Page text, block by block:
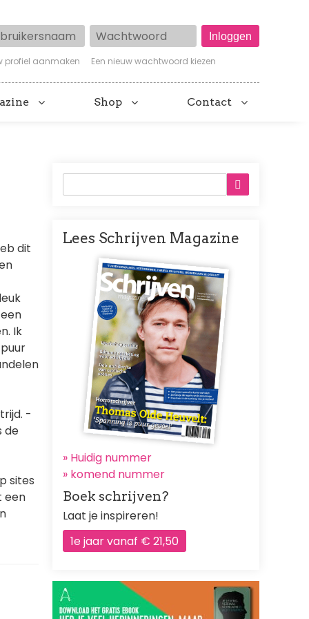
Wachtwoord
profiel aanmaken Een nieuw wachtwoord kiezen
Shop Contact
dit
Ik
-
de
sites
een
Lees Schrijven Magazine
Afbeelding
» Huidig nummer
» komend nummer
Boek schrijven?
Laat je inspireren!
1e jaar vanaf € 21,50